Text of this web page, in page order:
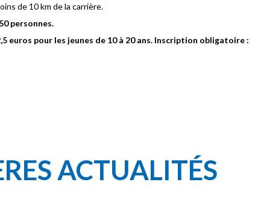
de 10 km de la carrière.
personnes.
euros pour les jeunes de 10 à 20 ans. Inscription obligatoire :
ACTUALITÉS